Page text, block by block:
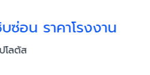
อน ราคาโรงงาน